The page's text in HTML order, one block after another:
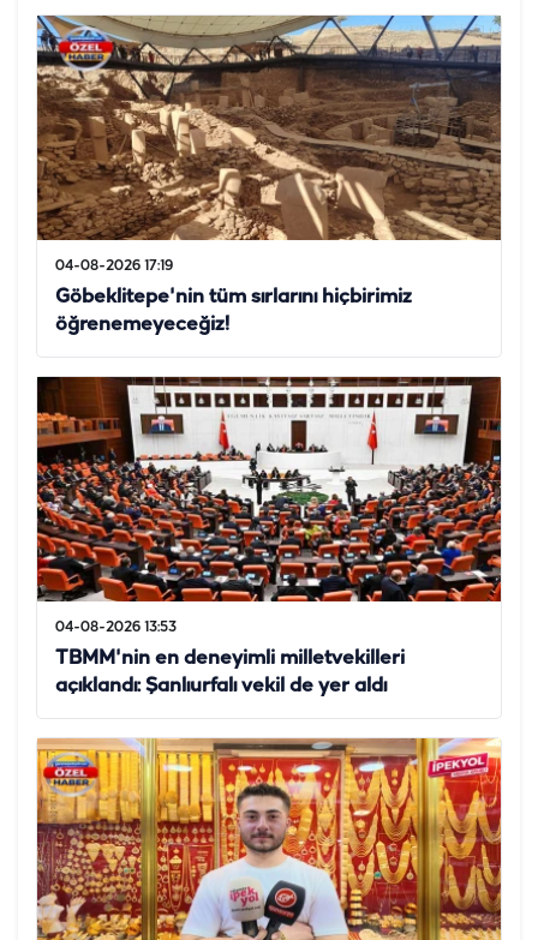
04-08-2026 17:19
Göbeklitepe'nin tüm sırlarını hiçbirimiz
öğrenemeyeceğiz!
04-08-2026 13:53
TBMM'nin en deneyimli milletvekilleri
açıklandı: Şanlıurfalı vekil de yer aldı